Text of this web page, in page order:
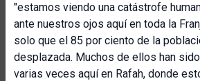
"estamos viendo una catástrofe
ante nuestros ojos aquí en toda la
solo que el 85 por ciento de la
desplazada. Muchos de ellos han
varias veces aquí en Rafah, donde